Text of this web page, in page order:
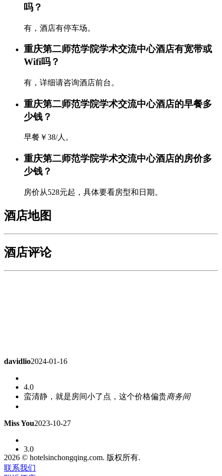
吗？
有，酒店有停车场。
重庆第二师范学院学术交流中心酒店有宽带或
Wifi吗？
有，详细请咨询酒店前台。
重庆第二师范学院学术交流中心酒店的早餐多
少钱？
早餐￥38/人。
重庆第二师范学院学术交流中心酒店的房价多
少钱？
房价从528元起，具体要看房型和日期。
酒店地图
酒店评论
davidlio 2024-01-16
4.0
蛮清静，就是房间小了点，这个价格偏贵 商务间
Miss You 2023-10-27
3.0
有好有坏，总体合格。 商务间
2026 © hotelsinchongqing.com. 版权所有.
联系我们